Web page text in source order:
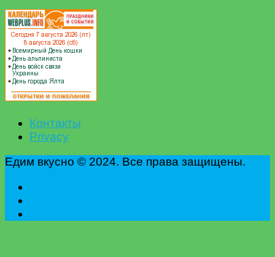
Контакты
Privacy
Едим вкусно © 2024. Все права защищены.